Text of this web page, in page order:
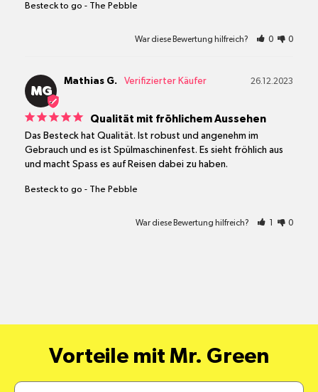
Besteck to go - The Pebble
War diese Bewertung hilfreich? 0 0
MG
26.12.2023
Mathias G.
Qualität mit fröhlichem Aussehen
Das Besteck hat Qualität. Ist robust und angenehm im
Gebrauch und es ist Spülmaschinenfest. Es sieht fröhlich aus
und macht Spass es auf Reisen dabei zu haben.
Besteck to go - The Pebble
War diese Bewertung hilfreich? 1 0
Vorteile mit Mr. Green